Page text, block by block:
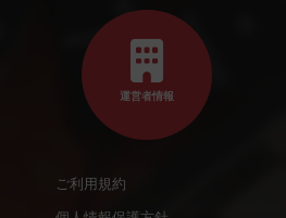
運営者情報
ご利用規約